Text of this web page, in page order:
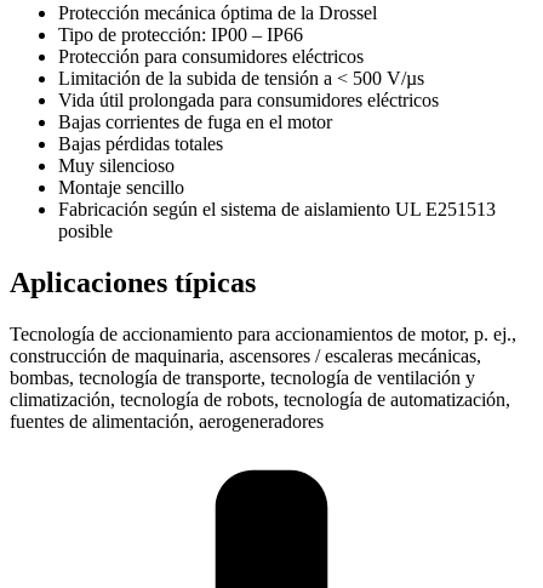
Protección mecánica óptima de la Drossel
Tipo de protección: IP00 – IP66
Protección para consumidores eléctricos
Limitación de la subida de tensión a < 500 V/µs
Vida útil prolongada para consumidores eléctricos
Bajas corrientes de fuga en el motor
Bajas pérdidas totales
Muy silencioso
Montaje sencillo
Fabricación según el sistema de aislamiento UL E251513
posible
Aplicaciones típicas
Tecnología de accionamiento para accionamientos de motor, p. ej.,
construcción de maquinaria, ascensores / escaleras mecánicas,
bombas, tecnología de transporte, tecnología de ventilación y
climatización, tecnología de robots, tecnología de automatización,
fuentes de alimentación, aerogeneradores